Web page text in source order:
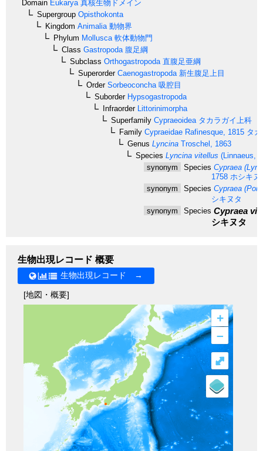
Domain Eukarya 真核生物ドメイン
Supergroup Opisthokonta
Kingdom Animalia 動物界
Phylum Mollusca 軟体動物門
Class Gastropoda 腹足綱
Subclass Orthogastropoda 直腹足亜綱
SuperorderCaenogastropoda 新生腹足上目
OrderSorbeoconcha 吸腔目
SuborderHypsogastropoda
InfraorderLittorinimorpha
Superfamily Cypraeoidea タカラガイ上科
Family Cypraeidae Rafinesque, 1815 タ
Genus Lyncina Troschel, 1863
Species Lyncina vitellus (Linnaeus,
synonym
Species Cypraea
1758 ホシキヌ
synonym
Species Cypraea
シキヌタ
synonym
Species Cypraea
シキヌタ
生物出現レコード 概要
生物出現レコード →
[地図・概要]
+
–
⤢